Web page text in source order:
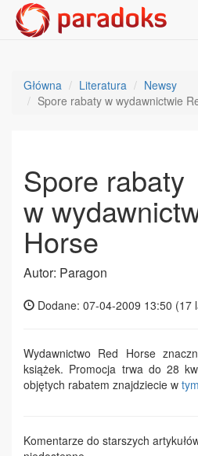
Główna Literatura
Newsy
Spore rabaty w wydawnictwie
Spore rabaty
w
Horse
Autor: Paragon
Dodane: 07-04-2009 13:50 (17
Wydawnictwo Red Horse
książek. Promocja trwa do 28
objętych rabatem znajdziecie w tym
Komentarze do starszych